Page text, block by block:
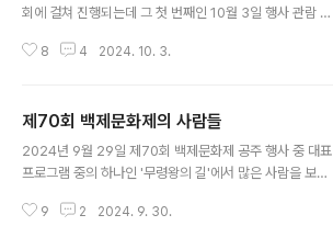
회에 걸쳐 진행되는데 그 첫 번째인 10월 3일 행사 관람 내
시부터 열리는 웅진성퍼레이드를 보기 위해 공산성 성밑마
람들이 많이 운집한 모습이다. 작년의 웅진성퍼레이드와
비교해 보니 규모는 작지만, 그대로 좋았다. 비 오는 거리를
행진하며 동작과 공연을 이어간 출연진의 성의가 좋았고
램의 이해에 도음이 됐다 수고하신 여러분의 노고에 감사
8 4 2024. 10. 3.
제70회 백제문화제의 사람들
2024년 9월 29일 제70회 백제문화제 공주 행사 중 대표
프로그램 중의 하나인 '무령왕의 길'에서 많은 사람을 보았
쳐 연문광장으로 이어지는 무령왕의 장례행렬을 뒤따르면
9 2 2024. 9. 30.